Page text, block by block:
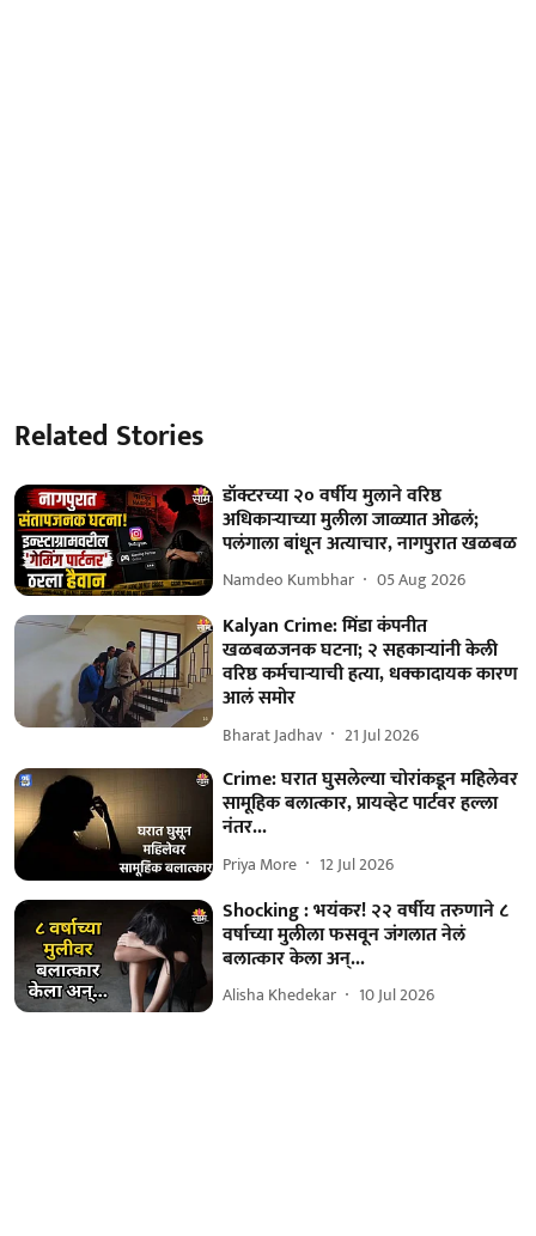
Related Stories
डॉक्टरच्या २० वर्षीय मुलाने वरिष्ठ
अधिकाऱ्याच्या मुलीला जाळ्यात ओढलं;
पलंगाला बांधून अत्याचार, नागपुरात खळबळ
Namdeo Kumbhar 05 Aug 2026
Kalyan Crime: मिंडा कंपनीत
खळबळजनक घटना; २ सहकाऱ्यांनी केली
वरिष्ठ कर्मचाऱ्याची हत्या, धक्कादायक कारण
आलं समोर
Bharat Jadhav 21 Jul 2026
Crime: घरात घुसलेल्या चोरांकडून महिलेवर
सामूहिक बलात्कार, प्रायव्हेट पार्टवर हल्ला
नंतर...
Priya More 12 Jul 2026
Shocking : भयंकर! २२ वर्षीय तरुणाने ८
वर्षाच्या मुलीला फसवून जंगलात नेलं
बलात्कार केला अन्...
Alisha Khedekar 10 Jul 2026